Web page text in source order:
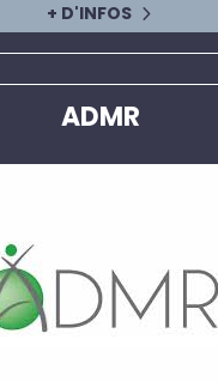
+ D'INFOS
ADMR